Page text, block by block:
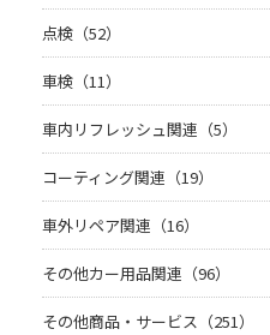
点検（52）
車検（11）
車内リフレッシュ関連（5）
コーティング関連（19）
車外リペア関連（16）
その他カー用品関連（96）
その他商品・サービス（251）